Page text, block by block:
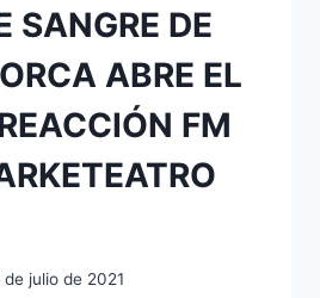
SANGRE DE
ABRE EL
FM
de julio de 2021